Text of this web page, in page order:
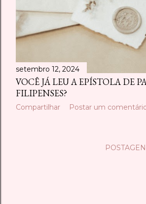
setembro 12, 2024
VOCÊ JÁ LEU A EPÍSTOLA DE
FILIPENSES?
Compartilhar Postar um